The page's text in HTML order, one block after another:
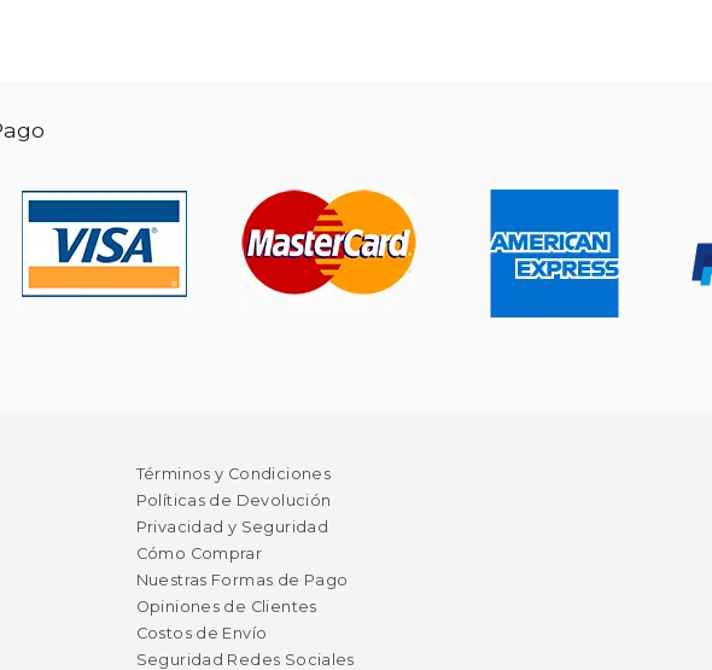
Términos y Condiciones
Políticas de Devolución
Privacidad y Seguridad
Cómo Comprar
Nuestras Formas de Pago
Opiniones de Clientes
Costos de Envío
Seguridad Redes Sociales